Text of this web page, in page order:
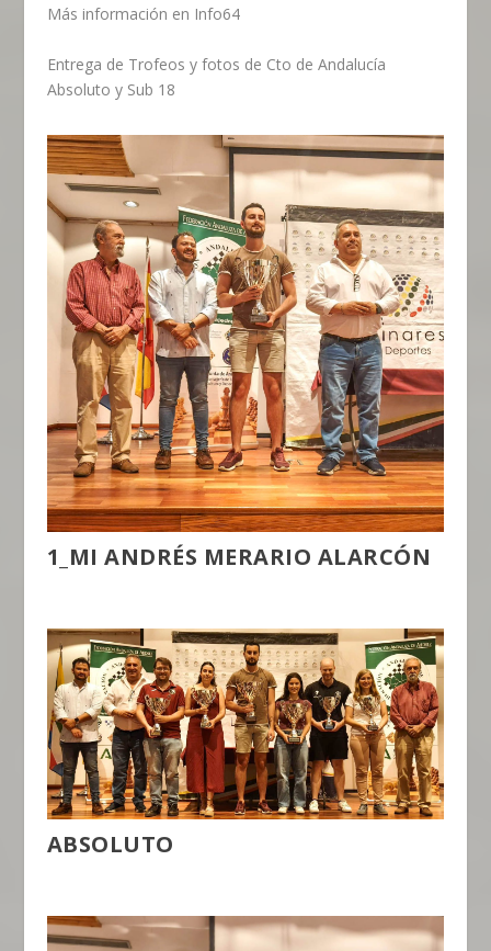
Más información en Info64
Entrega de Trofeos y fotos de Cto de Andalucía
Absoluto y Sub 18
1_MI ANDRÉS MERARIO ALARCÓN
ABSOLUTO